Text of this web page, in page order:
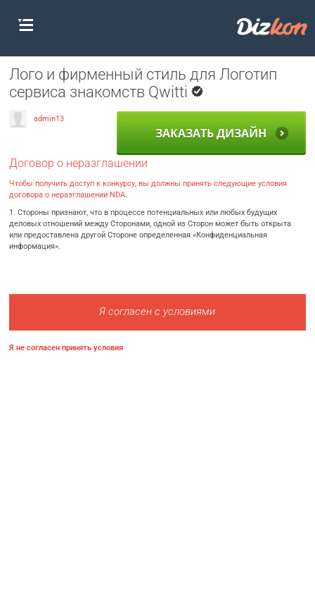
Лого и фирменный стиль для Логотип
сервиса знакомств Qwitti
admin13
ЗАКАЗАТЬ ДИЗАЙН
Договор о неразглашении
Чтобы получить доступ к конкурсу, вы должны принять следующие условия
договора о неразглашении NDA.
1. Стороны признают, что в процессе потенциальных или любых будущих
деловых отношений между Сторонами, одной из Сторон может быть открыта
или предоставлена другой Стороне определенная «Конфиденциальная
информация».
Я согласен с условиями
Я не согласен принять условия